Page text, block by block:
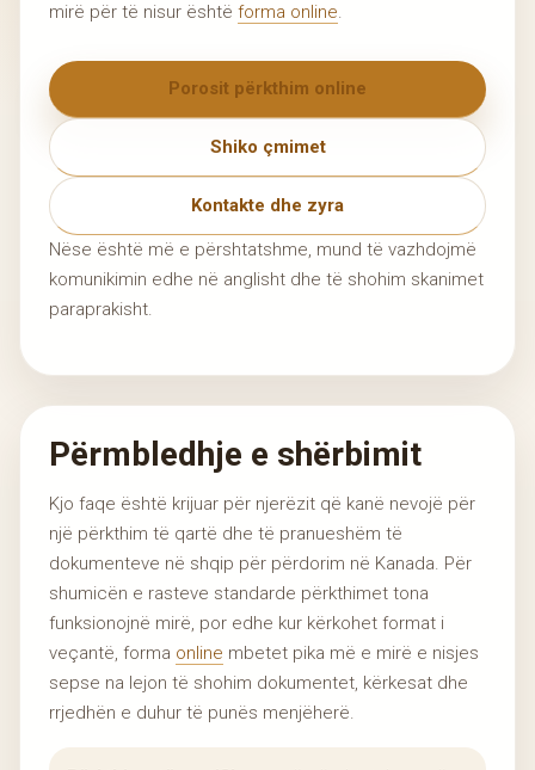
mirë për të nisur është forma online.
Porosit përkthim online
Shiko çmimet
Kontakte dhe zyra
Nëse është më e përshtatshme, mund të vazhdojmë
komunikimin edhe në anglisht dhe të shohim skanimet
paraprakisht.
Përmbledhje e shërbimit
Kjo faqe është krijuar për njerëzit që kanë nevojë për
një përkthim të qartë dhe të pranueshëm të
dokumenteve në shqip për përdorim në Kanada. Për
shumicën e rasteve standarde përkthimet tona
funksionojnë mirë, por edhe kur kërkohet format i
veçantë, forma online mbetet pika më e mirë e nisjes
sepse na lejon të shohim dokumentet, kërkesat dhe
rrjedhën e duhur të punës menjëherë.